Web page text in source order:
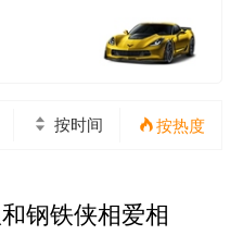
按时间 按热度
钢铁侠相爱相